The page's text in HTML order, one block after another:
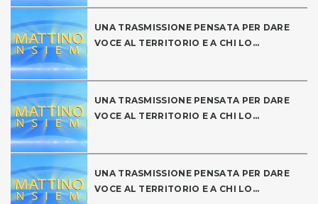
UNA TRASMISSIONE PENSATA PER DARE
VOCE AL TERRITORIO E A CHI LO...
UNA TRASMISSIONE PENSATA PER DARE
VOCE AL TERRITORIO E A CHI LO...
UNA TRASMISSIONE PENSATA PER DARE
VOCE AL TERRITORIO E A CHI LO...